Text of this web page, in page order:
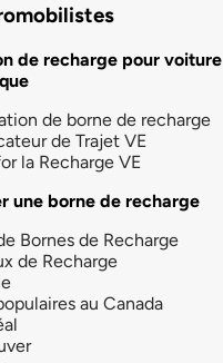
de recharge pour voiture
de borne de recharge
de Trajet VE
la Recharge VE
une borne de recharge
Bornes de Recharge
de Recharge
au Canada